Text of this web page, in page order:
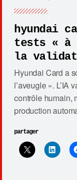
hyundai
tests « à
la
Hyundai Card a
l’aveugle ». L’IA
contrôle humain,
production
partager